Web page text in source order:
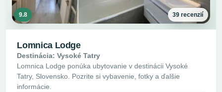
9.8 39 recenzií
Lomnica Lodge
Destinácia: Vysoké Tatry
Lomnica Lodge ponúka ubytovanie v destinácii Vysoké
Tatry, Slovensko. Pozrite si vybavenie, fotky a ďalšie
informácie.